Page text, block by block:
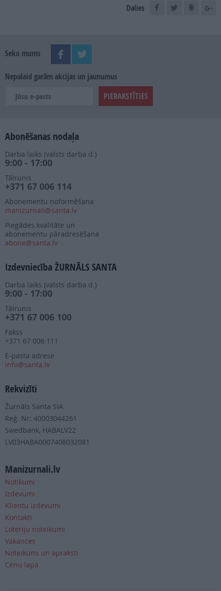
Dalies
Seko mums
Nepalaid garām akcijas un jaunumus
Abonēšanas nodaļa
Darba laiks (valsts darba d.)
9:00 - 17:00
Tālrunis
+371 67 006 114
Abonementu noformēšana
manizurnali@santa.lv
Piegādes kvalitāte un
abonementu pāradresēšana
abone@santa.lv
Izdevniecība ŽURNĀLS SANTA
Darba laiks (valsts darba d.)
9:00 - 17:00
Tālrunis
+371 67 006 100
Fakss
+371 67 006 111
E-pasta adrese
info@santa.lv
Rekvizīti
Žurnāls Santa SIA
Reģ. Nr: 40003044261
Swedbank, HABALV22
LV03HABA0007408032081
Manizurnali.lv
Notikumi
Izdevumi
Klientu izdevumi
Kontakti
Loteriju noteikumi
Vakances
Noteikumi un apraksti
Cenu lapa